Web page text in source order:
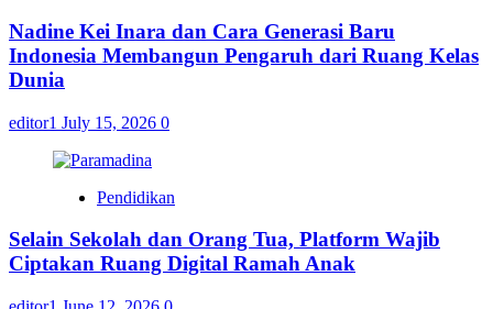
Nadine Kei Inara dan Cara Generasi Baru
Indonesia Membangun Pengaruh dari Ruang Kelas
Dunia
editor1 July 15, 2026 0
Pendidikan
Selain Sekolah dan Orang Tua, Platform Wajib
Ciptakan Ruang Digital Ramah Anak